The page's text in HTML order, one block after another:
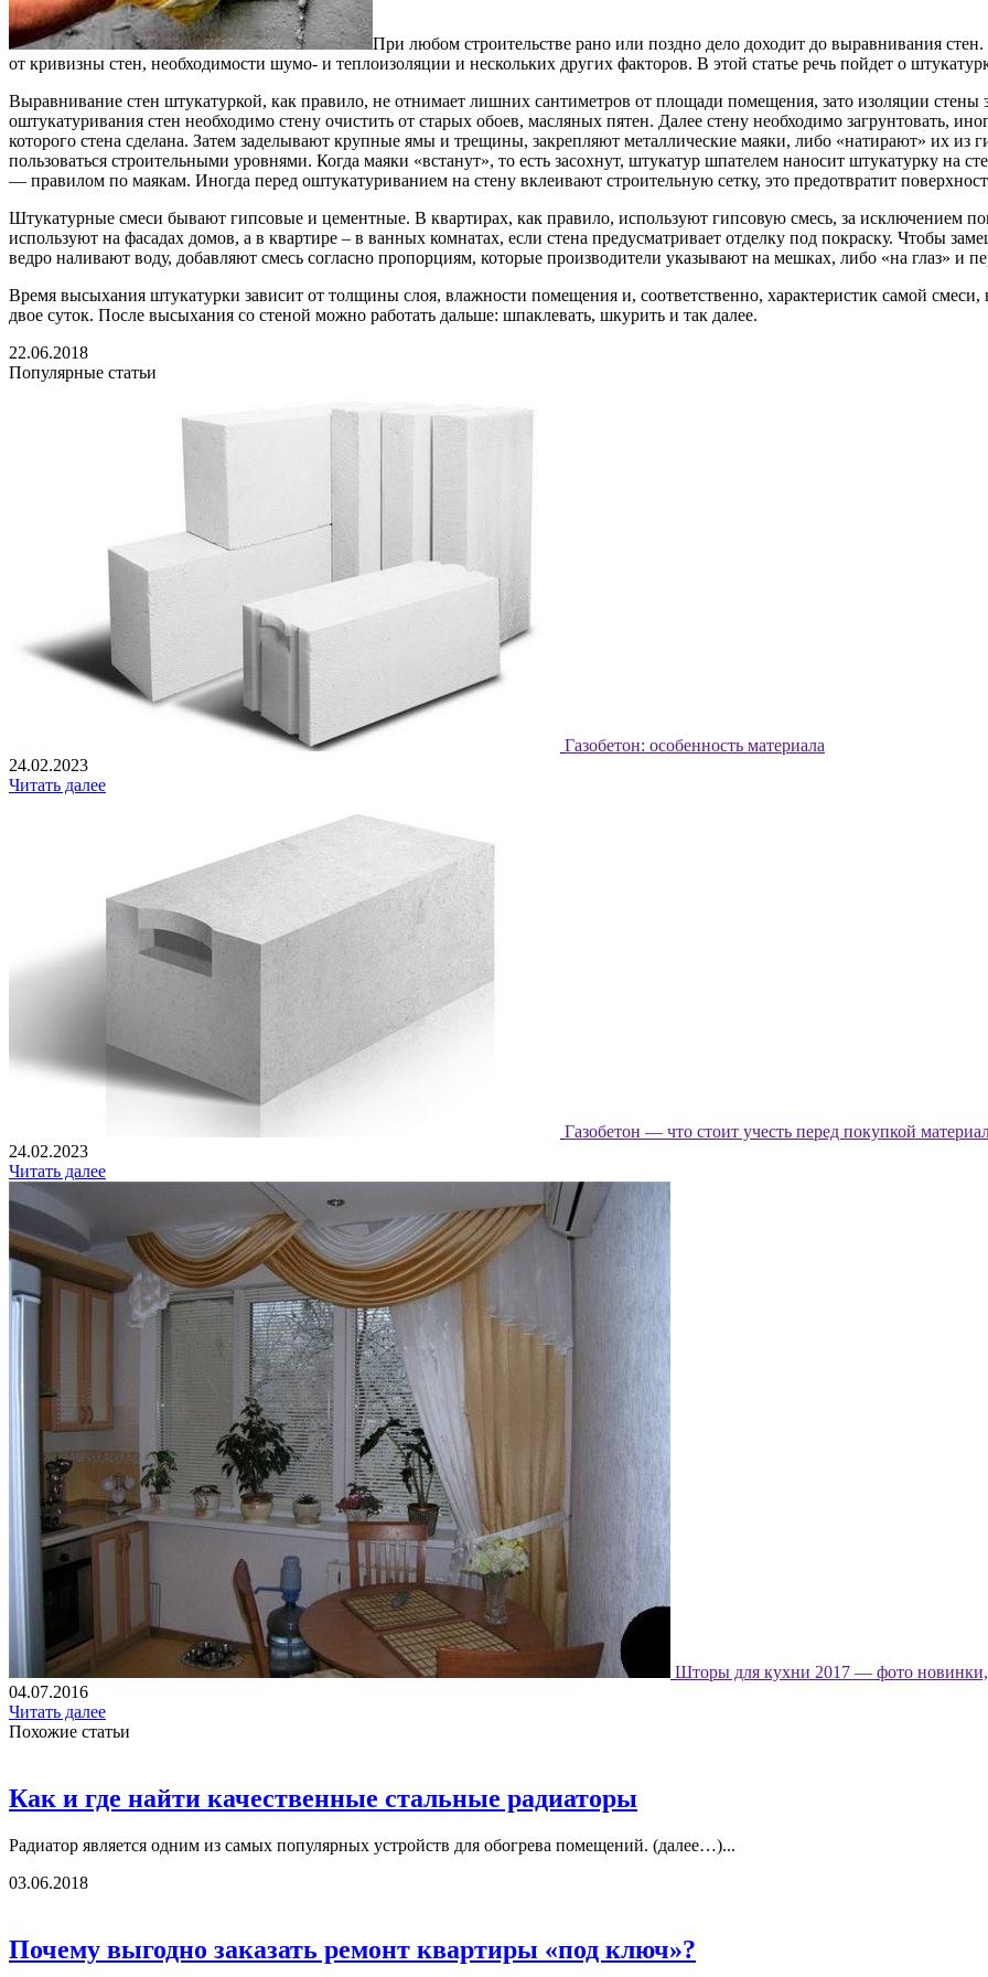
При любом строительстве рано или поздно дело доходит до выравнивания
от кривизны стен, необходимости шумо- и теплоизоляции и нескольких других факторов. В этой статье речь пойдет о
Выравнивание стен штукатуркой, как правило, не отнимает лишних сантиметров от площади помещения, зато изоляции стены
оштукатуривания стен необходимо стену очистить от старых обоев, масляных пятен. Далее стену необходимо загрунтовать,
которого стена сделана. Затем заделывают крупные ямы и трещины, закрепляют металлические маяки, либо «натирают» их из
пользоваться строительными уровнями. Когда маяки «встанут», то есть засохнут, штукатур шпателем наносит штукатурку на
— правилом по маякам. Иногда перед оштукатуриванием на стену вклеивают строительную сетку, это предотвратит
Штукатурные смеси бывают гипсовые и цементные. В квартирах, как правило, используют гипсовую смесь, за исключением
используют на фасадах домов, а в квартире – в ванных комнатах, если стена предусматривает отделку под покраску. Чтобы
ведро наливают воду, добавляют смесь согласно пропорциям, которые производители указывают на мешках, либо «на глаз» и
Время высыхания штукатурки зависит от толщины слоя, влажности помещения и, соответственно, характеристик самой смеси,
двое суток. После высыхания со стеной можно работать дальше: шпаклевать, шкурить и так далее.
22.06.2018
Популярные статьи
Газобетон: особенность материала
24.02.2023
Читать далее
Газобетон — что стоит учесть перед покупкой
24.02.2023
Читать далее
Шторы для кухни 2017 — фото новинки,
04.07.2016
Читать далее
Похожие статьи
Как и где найти качественные стальные радиаторы
Радиатор является одним из самых популярных устройств для обогрева помещений. (далее…)...
03.06.2018
Почему выгодно заказать ремонт квартиры «под ключ»?